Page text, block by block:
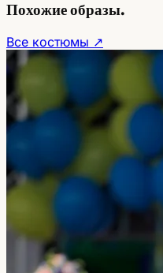
Похожие образы.
Все костюмы ↗